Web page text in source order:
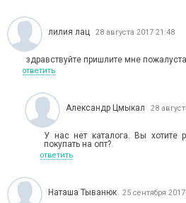
лилия лац 28 августа 2017 21:48
здравствуйте пришлите мне
ответить
Александр Цмыкал 28
У нас нет каталога. Вы хотите
покупать на опт?
ответить
Наташа Тыванюк 25 сентября